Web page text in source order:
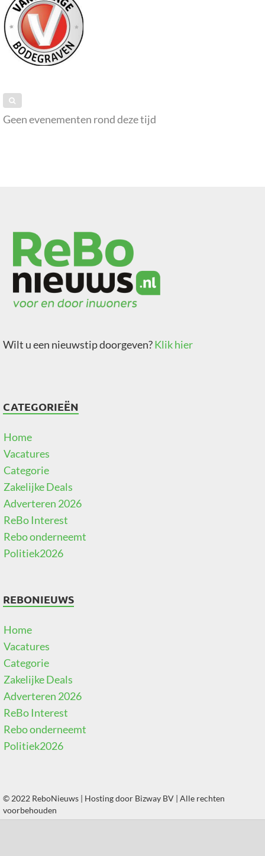
Geen evenementen rond deze tijd
Wilt u een nieuwstip doorgeven?Klik hier
CATEGORIEËN
Home
Vacatures
Categorie
Zakelijke Deals
Adverteren 2026
ReBo Interest
Rebo onderneemt
Politiek2026
REBONIEUWS
Home
Vacatures
Categorie
Zakelijke Deals
Adverteren 2026
ReBo Interest
Rebo onderneemt
Politiek2026
© 2022 ReboNieuws | Hosting door Bizway BV | Alle rechten
voorbehouden